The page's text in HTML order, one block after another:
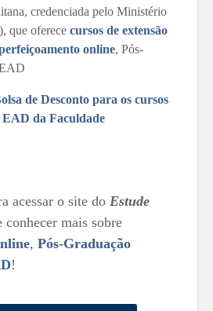
credenciada pelo Ministério
que oferece cursos de extensão
online, Pós-
de Desconto para os cursos
EAD da Faculdade
acessar o site do Estude
conhecer mais sobre
, Pós-Graduação
!